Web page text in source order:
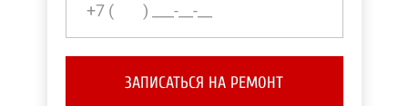
ЗАПИСАТЬСЯ НА РЕМОНТ